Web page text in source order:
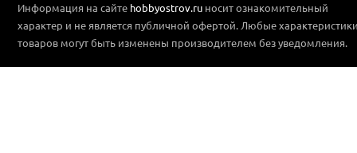
Информация на сайте hobbyostrov.ru носит ознакомительный
характер и не является публичной офертой. Любые
товаров могут быть изменены производителем без уведомления.